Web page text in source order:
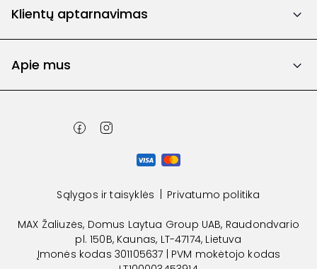
Klientų aptarnavimas
Apie mus
MAX Žaliuzės, Domus Laytua Group UAB, Raudondvario
pl. 150B, Kaunas, LT-47174, Lietuva
Įmonės kodas 301105637 | PVM mokėtojo kodas
Sąlygos ir taisyklės Privatumo politika